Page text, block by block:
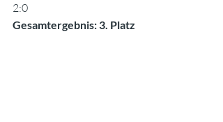
2:0
Gesamtergebnis: 3. Platz